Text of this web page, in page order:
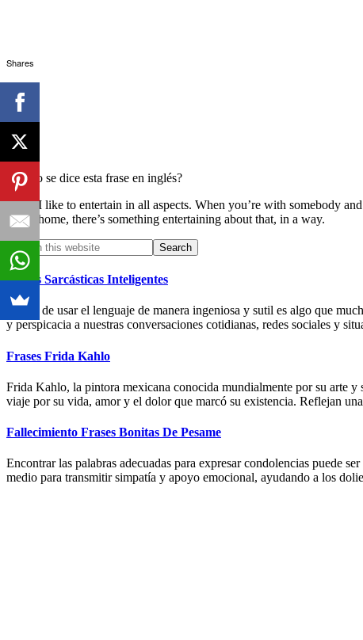
¿Cómo se dice esta frase en inglés?
I like to entertain in all aspects. When you’re with somebody
home, there’s something entertaining about that, in a way.
Primary
Sidebar
Search
this
website
Frases Sarcásticas Inteligentes
El arte de usar el lenguaje de manera ingeniosa y sutil es algo que
y perspicacia a nuestras conversaciones cotidianas, redes sociales y
Frases Frida Kahlo
Frida Kahlo, la pintora mexicana conocida mundialmente por su arte y
viaje por su vida, amor y el dolor que marcó su existencia. Reflejan
Fallecimiento Frases Bonitas De Pesame
Encontrar las palabras adecuadas para expresar condolencias puede
medio para transmitir simpatía y apoyo emocional, ayudando a los
Shares